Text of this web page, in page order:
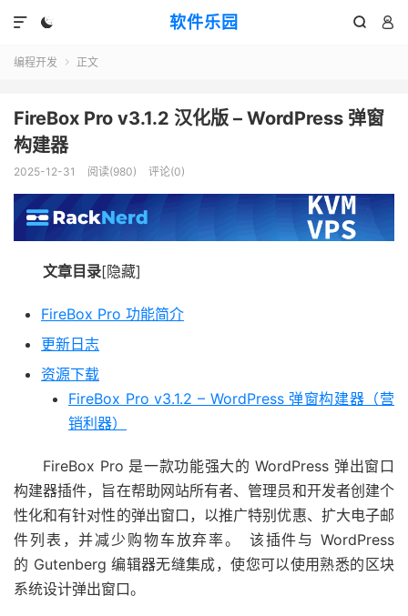
软件乐园 
 

编程开发  正文
FireBox Pro v3.1.2 汉化版 – WordPress 弹窗
构建器
2025-12-31 阅读(980) 评论(0)
文章目录[隐藏]
​FireBox Pro 功能简介
更新日志
资源下载
FireBox Pro v3.1.2 – WordPress 弹窗构建器（营
销利器）
FireBox Pro 是一款功能强大的 WordPress 弹出窗口
构建器插件，旨在帮助网站所有者、管理员和开发者创建个
性化和有针对性的弹出窗口，以推广特别优惠、扩大电子邮
件列表，并减少购物车放弃率。 ​该插件与 WordPress
的 Gutenberg 编辑器无缝集成，使您可以使用熟悉的区块
系统设计弹出窗口。